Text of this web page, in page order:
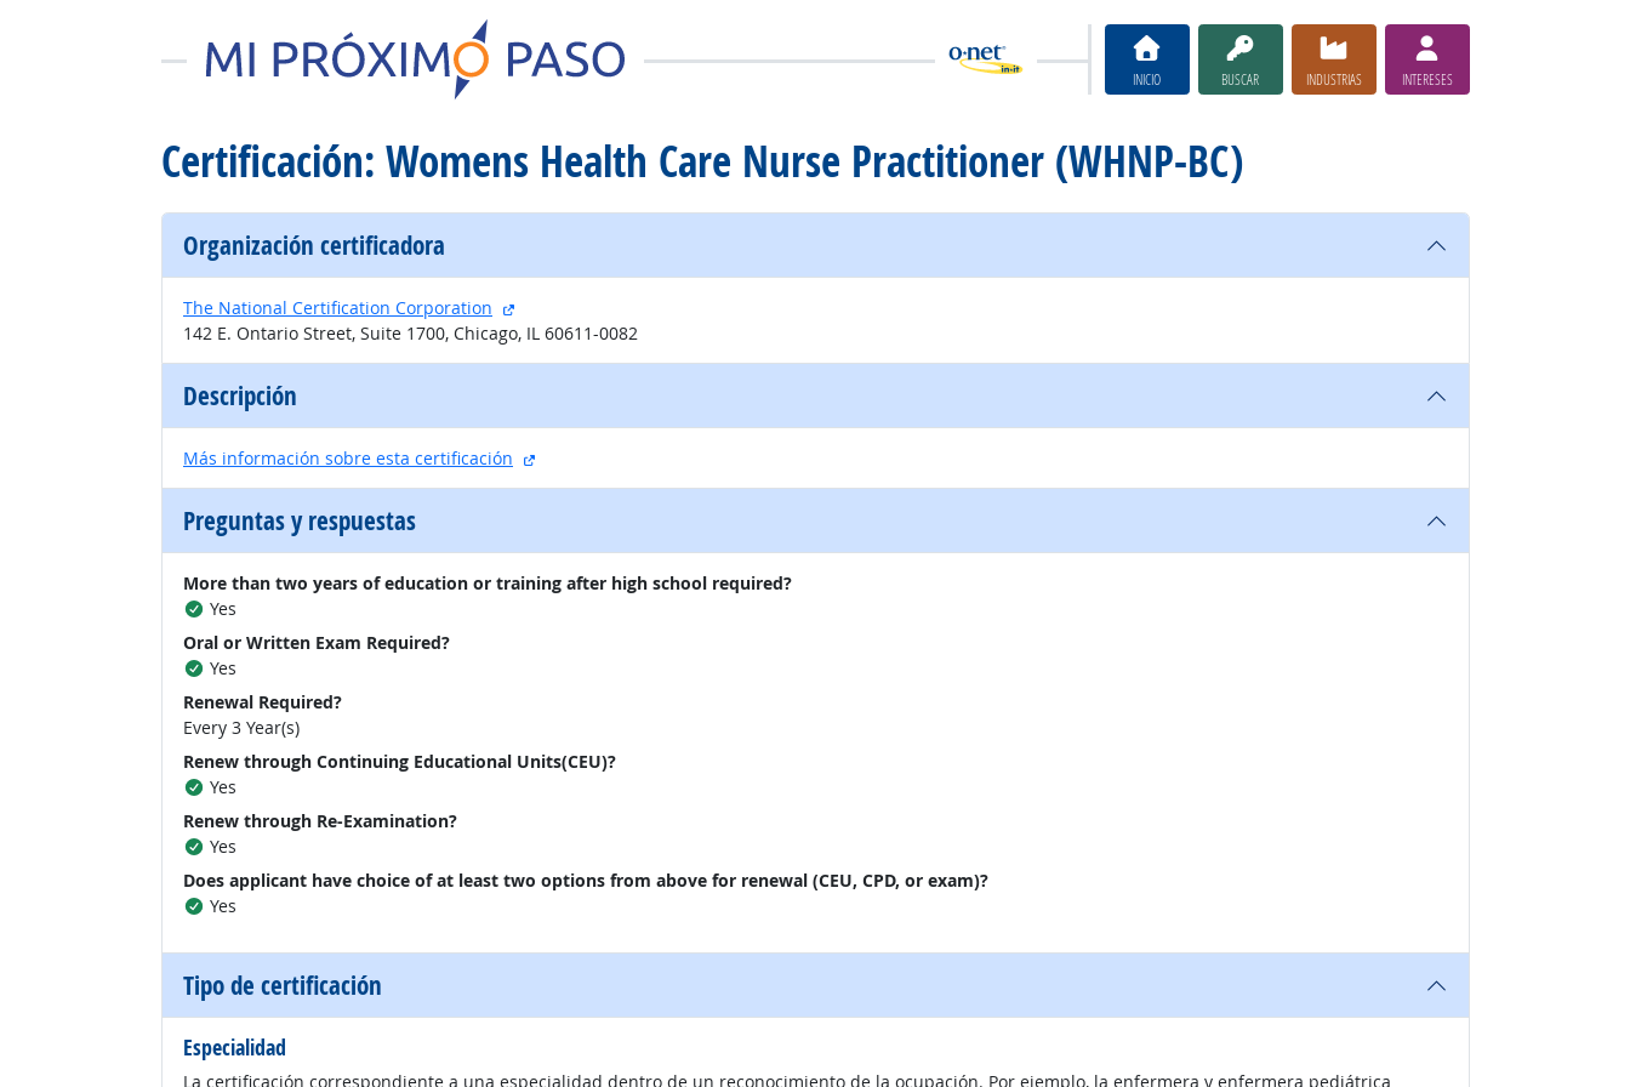
INICIO BUSCAR INDUSTRIAS INTERESES
Certificación: Womens Health Care Nurse Practitioner (WHNP-BC)
Organización certificadora
The National Certification Corporation
sitio externo
142 E. Ontario Street, Suite 1700, Chicago, IL 60611-0082
Descripción
Más información sobre esta certificación sitio externo
Preguntas y respuestas
More than two years of education or training after high school required?
Yes
Oral or Written Exam Required?
Yes
Renewal Required?
Every 3 Year(s)
Renew through Continuing Educational Units(CEU)?
Yes
Renew through Re-Examination?
Yes
Does applicant have choice of at least two options from above for renewal (CEU, CPD, or exam)?
Yes
Tipo de certificación
Especialidad
La certificación correspondiente a una especialidad dentro de un reconocimiento de la ocupación. Por ejemplo, la enfermera y enfermera pediátrica